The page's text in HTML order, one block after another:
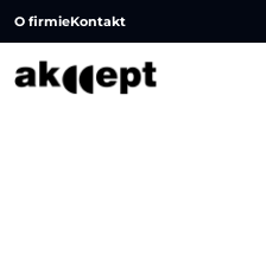
O firmieKontakt